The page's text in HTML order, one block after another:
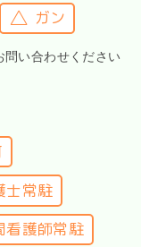
ガン
問い合わせください
士常駐
看護師常駐